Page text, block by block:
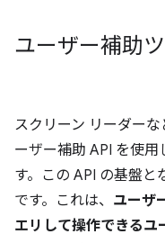
ユーザー補助
スクリーン リーダー
ーザー補助 API を使
す。この API の基盤
です。これは、 ユーザ
エリして操作できるユ